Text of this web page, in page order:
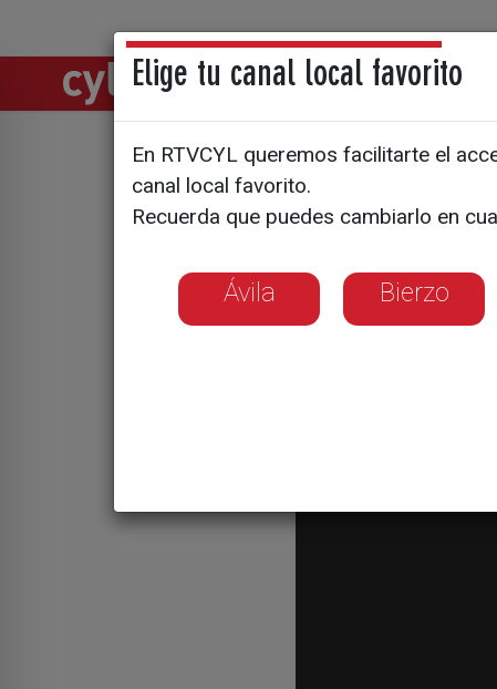
Directos
Bicicletas
moverse
Elige tu canal local favorito
En RTVCYL queremos facilitarte el
canal local favorito.
Recuerda que puedes cambiarlo en
Ávila Bierzo